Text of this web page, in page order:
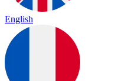
English